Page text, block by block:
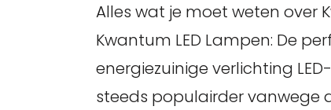
Alles wat je moet weten over
Kwantum LED Lampen: De
energiezuinige verlichting
steeds populairder vanwege